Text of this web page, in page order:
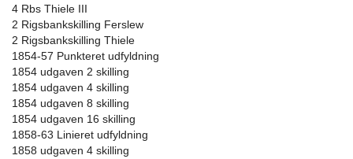
4 Rbs Thiele III
2 Rigsbankskilling Ferslew
2 Rigsbankskilling Thiele
1854-57 Punkteret udfyldning
1854 udgaven 2 skilling
1854 udgaven 4 skilling
1854 udgaven 8 skilling
1854 udgaven 16 skilling
1858-63 Linieret udfyldning
1858 udgaven 4 skilling